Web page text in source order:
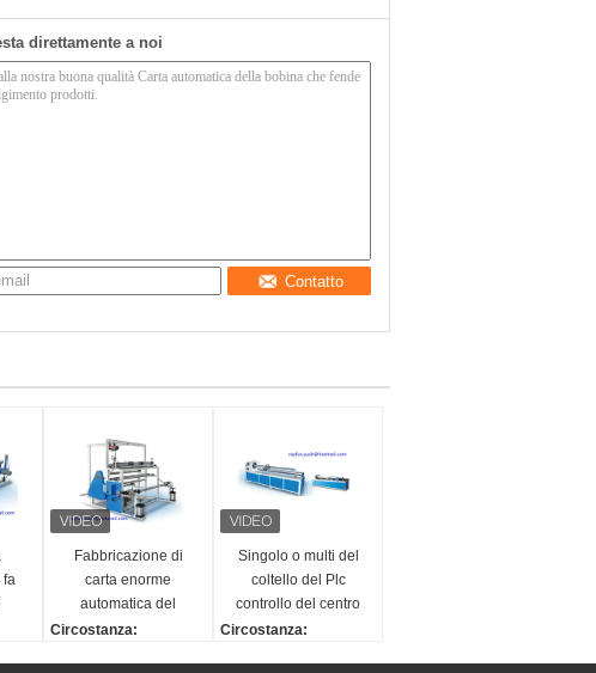
direttamente a noi
Contatto
Fabbricazione di
carta enorme
automatica del
centro della
Circostanza:
Singolo o multi del
coltello del Plc
controllo del centro
della tagliatrice di
Circostanza: